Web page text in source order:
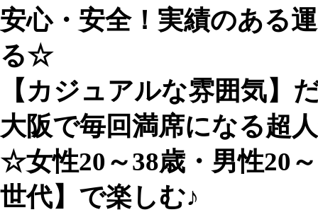
安心・安全！実績のある
る☆
【カジュアルな雰囲気】
大阪で毎回満席になる超
☆女性20～38歳・男性20
世代】で楽しむ♪